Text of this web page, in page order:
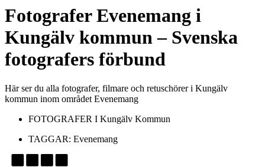
FotograferEvenemang i
Kungälv kommun– Svenska
fotografers förbund
Här ser du alla fotografer, filmare och retuschörer i Kungälv
kommun inom området Evenemang
FOTOGRAFER I Kungälv Kommun
TAGGAR: Evenemang